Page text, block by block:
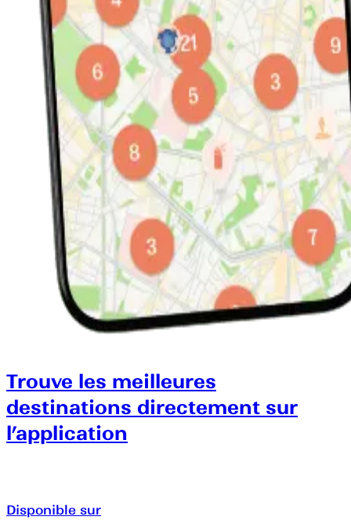
Trouve les meilleures
destinations directement sur
l’application
Disponible sur